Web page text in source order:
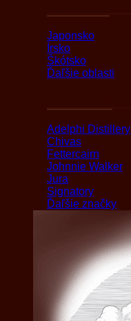
Japonsko
Írsko
Škótsko
Ďaľšie oblasti
Adelphi Distillery
Chivas
Fettercairn
Johnnie Walker
Jura
Signatory
Ďaľšie značky